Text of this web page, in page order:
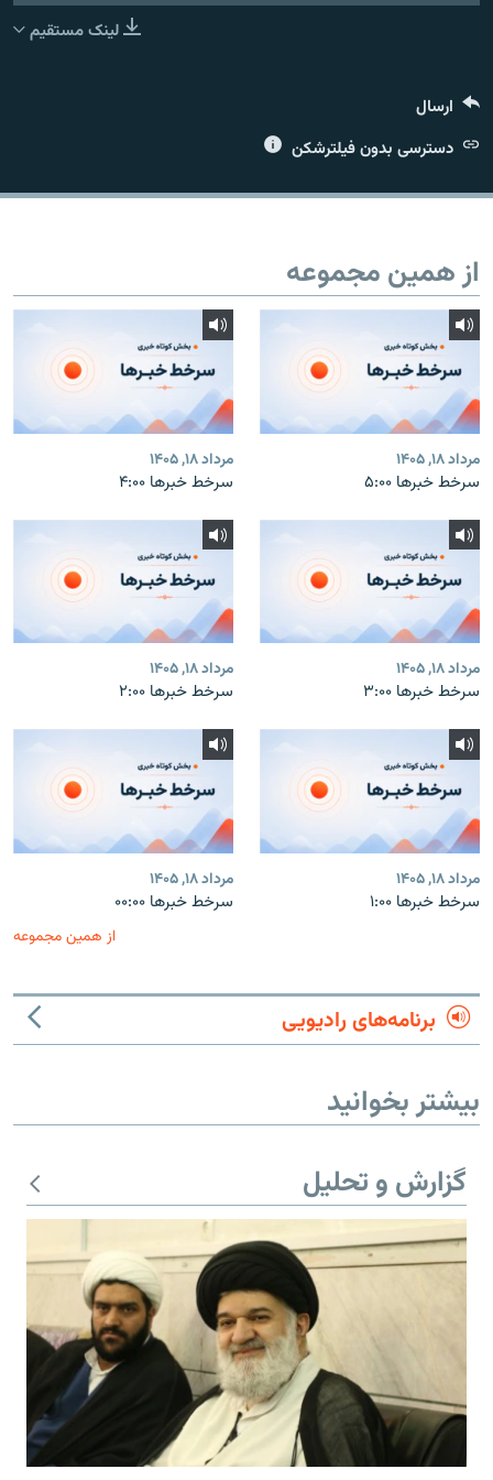
لینک مستقیم
ارسال
دسترسی بدون فیلترشکن
از همین مجموعه
مرداد ۱۸, ۱۴۰۵
سرخط خبرها ۵:۰۰
مرداد ۱۸, ۱۴۰۵
سرخط خبرها ۴:۰۰
مرداد ۱۸, ۱۴۰۵
سرخط خبرها ۳:۰۰
مرداد ۱۸, ۱۴۰۵
سرخط خبرها ۲:۰۰
مرداد ۱۸, ۱۴۰۵
سرخط خبرها ۱:۰۰
مرداد ۱۸, ۱۴۰۵
سرخط خبرها ۰۰:۰۰
از همین مجموعه
برنامه‌های رادیویی
بیشتر بخوانید
گزارش و تحلیل